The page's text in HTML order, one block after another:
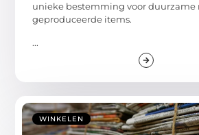
unieke bestemming voor duurzame
geproduceerde items.
...
WINKELEN